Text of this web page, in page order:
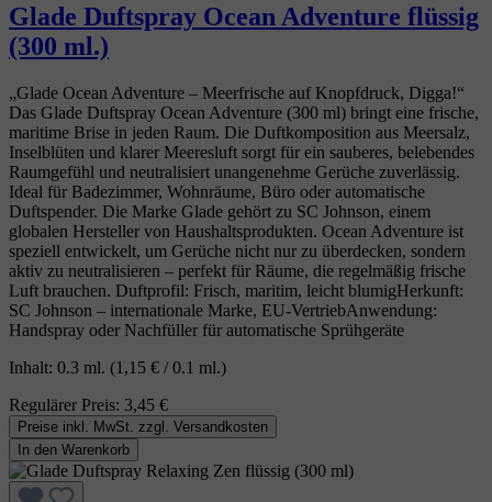
Glade Duftspray Ocean Adventure flüssig
(300 ml.)
„Glade Ocean Adventure – Meerfrische auf Knopfdruck, Digga!“
Das Glade Duftspray Ocean Adventure (300 ml) bringt eine frische,
maritime Brise in jeden Raum. Die Duftkomposition aus Meersalz,
Inselblüten und klarer Meeresluft sorgt für ein sauberes, belebendes
Raumgefühl und neutralisiert unangenehme Gerüche zuverlässig.
Ideal für Badezimmer, Wohnräume, Büro oder automatische
Duftspender. Die Marke Glade gehört zu SC Johnson, einem
globalen Hersteller von Haushaltsprodukten. Ocean Adventure ist
speziell entwickelt, um Gerüche nicht nur zu überdecken, sondern
aktiv zu neutralisieren – perfekt für Räume, die regelmäßig frische
Luft brauchen. Duftprofil: Frisch, maritim, leicht blumigHerkunft:
SC Johnson – internationale Marke, EU‑VertriebAnwendung:
Handspray oder Nachfüller für automatische Sprühgeräte
Inhalt: 0.3 ml. (1,15 € / 0.1 ml.)
Regulärer Preis: 3,45 €
Preise inkl. MwSt. zzgl. Versandkosten
In den Warenkorb